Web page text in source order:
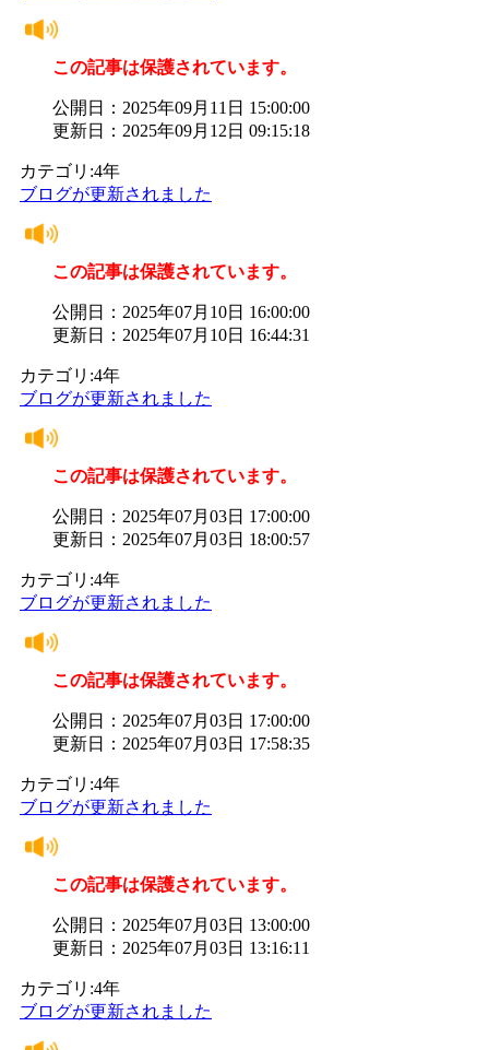
この記事は保護されています。
公開日：2025年09月11日 15:00:00
更新日：2025年09月12日 09:15:18
カテゴリ:4年
ブログが更新されました
この記事は保護されています。
公開日：2025年07月10日 16:00:00
更新日：2025年07月10日 16:44:31
カテゴリ:4年
ブログが更新されました
この記事は保護されています。
公開日：2025年07月03日 17:00:00
更新日：2025年07月03日 18:00:57
カテゴリ:4年
ブログが更新されました
この記事は保護されています。
公開日：2025年07月03日 17:00:00
更新日：2025年07月03日 17:58:35
カテゴリ:4年
ブログが更新されました
この記事は保護されています。
公開日：2025年07月03日 13:00:00
更新日：2025年07月03日 13:16:11
カテゴリ:4年
ブログが更新されました